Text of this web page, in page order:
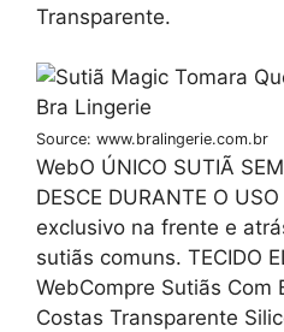
Transparente.
Source: www.bralingerie.com.br
WebO ÚNICO SUTIÃ
DESCE DURANTE O
exclusivo na frente e
sutiãs comuns. TECIDO
WebCompre Sutiãs Com
Costas Transparente